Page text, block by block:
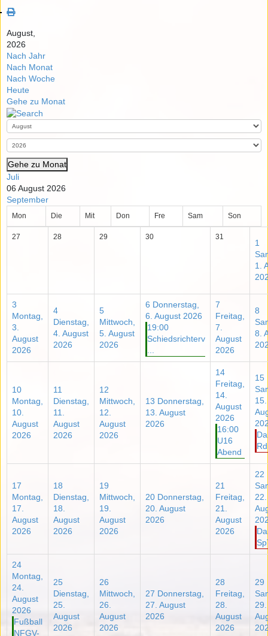
August,
2026
Nach Jahr
Nach Monat
Nach Woche
Heute
Gehe zu Monat
Gehe zu Monat
Juli
06 August 2026
September
Mon Die Mit Don Fre Sam Son
27 28 29 30 31
1
1.
3
Montag,
3.
August
2026
4
Dienstag,
4. August
2026
5
Mittwoch,
5. August
2026
6 Donnerstag,
6. August 2026
19:00
Schiedsrichterv
...
7
Freitag,
7.
August
2026
8
8.
10
Montag,
10.
August
2026
11
Dienstag,
11.
August
2026
12
Mittwoch,
12.
August
2026
13 Donnerstag,
13. August
2026
14
Freitag,
14.
August
2026
16:00
U16
Abend
15
15.
17
Montag,
17.
August
2026
18
Dienstag,
18.
August
2026
19
Mittwoch,
19.
August
2026
20 Donnerstag,
20. August
2026
21
Freitag,
21.
August
2026
22
22.
24
Montag,
24.
August
2026
Fußball
NFGV-
25
Dienstag,
25.
August
2026
26
Mittwoch,
26.
August
2026
27 Donnerstag,
27. August
2026
28
Freitag,
28.
August
2026
29
29.